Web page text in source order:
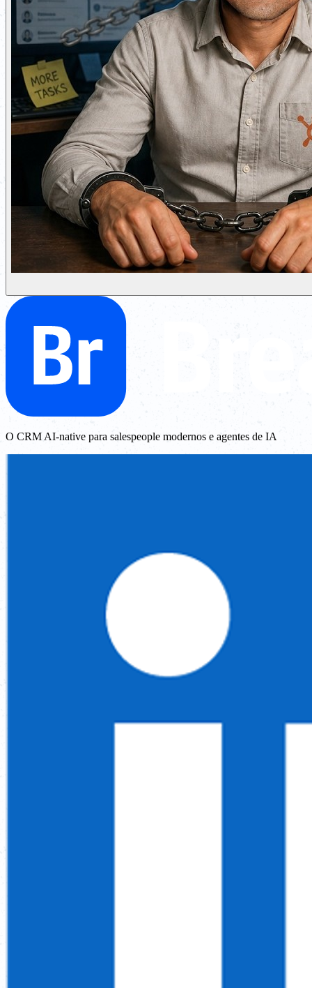
O CRM AI-native para salespeople modernos e agentes de IA